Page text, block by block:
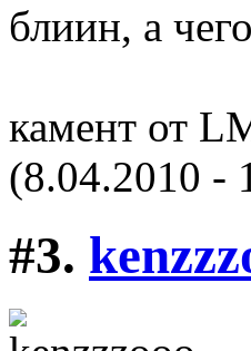
блиин, а
камент от
(8.04.2010 -
#3.